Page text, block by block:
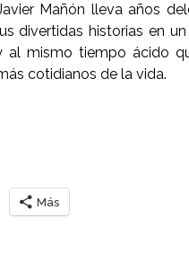
Mañón lleva años
divertidas historias en
al mismo tiempo ácido
cotidianos de la vida.
Más